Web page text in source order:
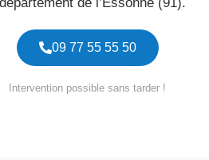
09 77 55 55 50
Intervention possible sans tarder !